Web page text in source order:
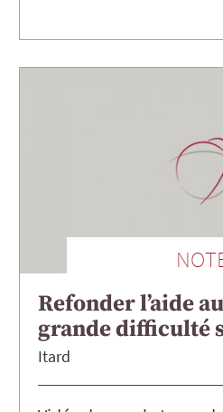
Refonder l’aide
grande difficulté
Itard